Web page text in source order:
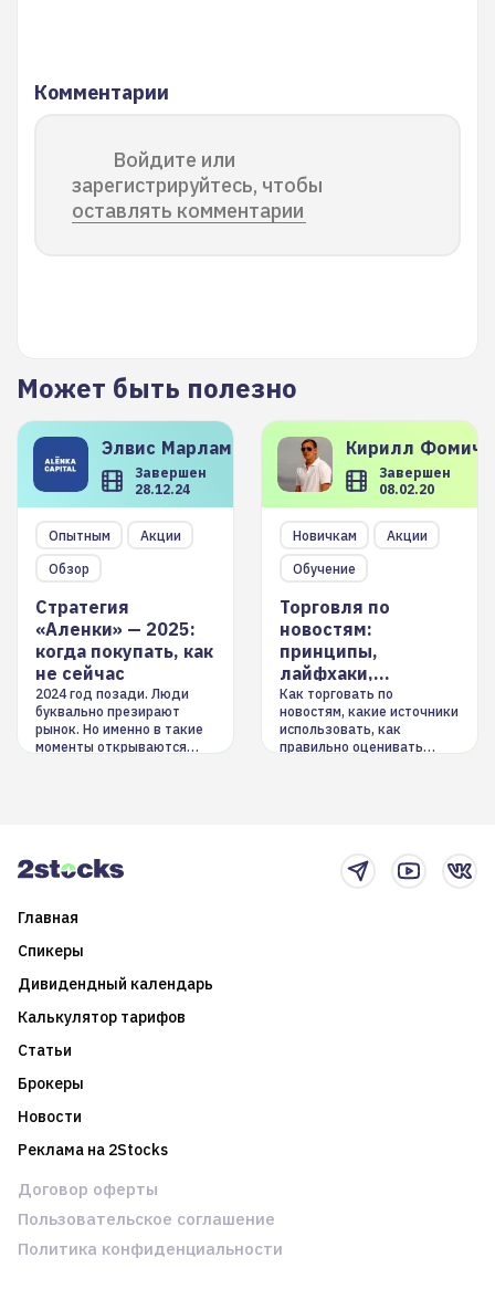
Комментарии
Войдите или
зарегистрируйтесь, чтобы
оставлять комментарии
Может быть полезно
Элвис Марламов
Завершен
28.12.24
Опытным
Акции
Обзор
Стратегия
«Аленки» — 2025:
когда покупать, как
не сейчас
2024 год позади. Люди
буквально презирают
рынок. Но именно в такие
моменты открываются
Кирилл
Завершен
08.02.20
Новичкам
Акции
Обучение
Торговля по
новостям:
принципы,
лайфхаки,
инструменты
Как торговать по
новостям, какие источники
использовать, как
правильно оценивать
Главная
Спикеры
Дивидендный календарь
Калькулятор тарифов
Статьи
Брокеры
Новости
Реклама на 2Stocks
Договор оферты
Пользовательское соглашение
Политика конфиденциальности